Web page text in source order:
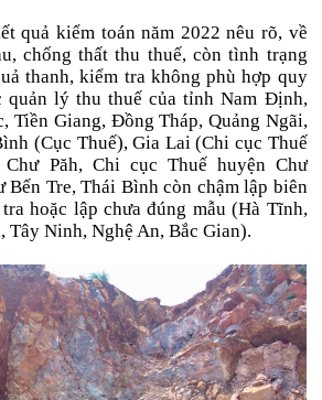
quả kiểm toán năm 2022 nêu rõ, về
chống thất thu thuế, còn tình trạng
thanh, kiểm tra không phù hợp quy
quản lý thu thuế của tỉnh Nam Định,
Tiền Giang, Đồng Tháp, Quảng Ngãi,
(Cục Thuế), Gia Lai (Chi cục Thuế
Păh, Chi cục Thuế huyện Chư
Bến Tre, Thái Bình còn chậm lập biên
hoặc lập chưa đúng mẫu (Hà Tĩnh,
Tây Ninh, Nghệ An, Bắc Gian).